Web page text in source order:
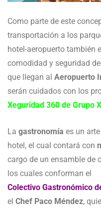
Como parte de este
transportación a los
hotel-aeropuerto también
comodidad y seguridad
que llegan al Aeropuerto
serán cuidados con los
Xeguridad 360 de Grupo
La gastronomía es un
hotel, el cual contará con
cargo de un ensamble de
los cuales conforman el
Colectivo Gastronómico
el Chef Paco Méndez,